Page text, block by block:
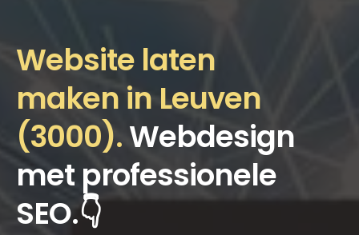
Website laten
maken in Leuven
(3000).Webdesign
met professionele
SEO.👇